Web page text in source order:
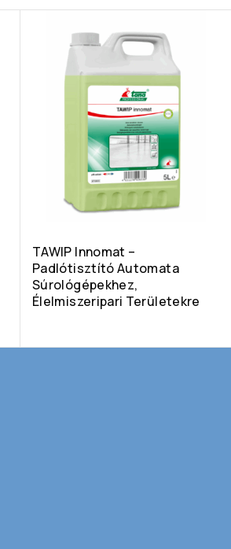
TAWIP Innomat –
Padlótisztító Automata
Súrológépekhez,
Élelmiszeripari Területekre